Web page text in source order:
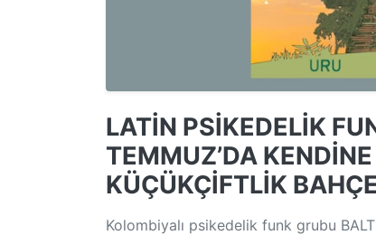
LATİN PSİKEDELİK
TEMMUZ’DA
KÜÇÜKÇİFTLİK
Kolombiyalı psikedelik funk grubu